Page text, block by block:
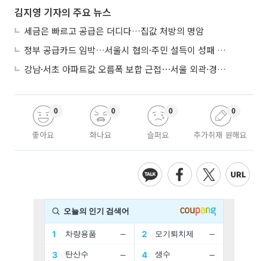
김지영 기자의 주요 뉴스
세금은 빠르고 공급은 더디다…집값 처방의 명암
정부 공급카드 임박…서울시 협의·주민 설득이 성패 가른다
강남·서초 아파트값 오름폭 보합 근접⋯서울 외곽·경기 남부 중심 매수세
좋아요
0
화나요
0
슬퍼요
0
추가취재 원해요
0